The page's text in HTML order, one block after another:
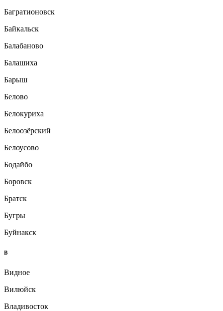
Багратионовск
Байкальск
Балабаново
Балашиха
Барыш
Белово
Белокуриха
Белоозёрский
Белоусово
Бодайбо
Боровск
Братск
Бугры
Буйнакск
В
Видное
Вилюйск
Владивосток